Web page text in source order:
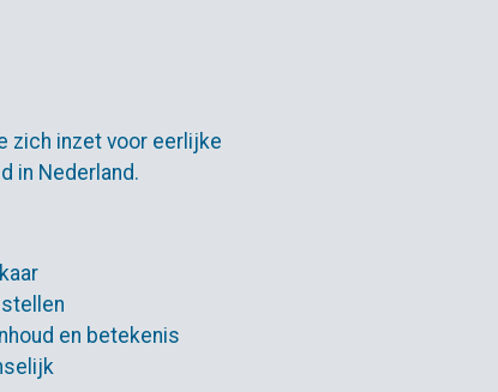
zich inzet voor eerlijke
in Nederland.
en betekenis